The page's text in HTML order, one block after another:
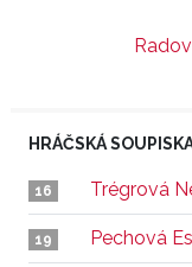
HRÁČSKÁ
16 Trégrová
19 Pechová